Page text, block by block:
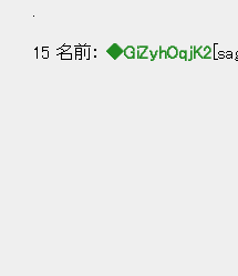
15 名前： ◆GiZyhOqjK2
／
／ ⌒
／ （ー）
| （__人